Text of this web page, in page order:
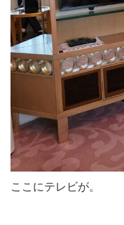
ここにテレビが。